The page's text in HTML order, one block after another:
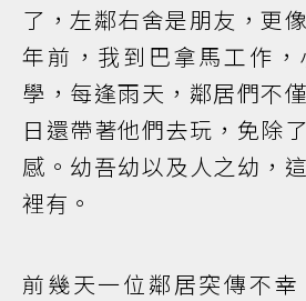
了，左鄰右舍是朋友，更
年前，我到巴拿馬工作
學，每逢雨天，鄰居們不
日還帶著他們去玩，免除
感。幼吾幼以及人之幼，
裡有。
前幾天一位鄰居突傳不